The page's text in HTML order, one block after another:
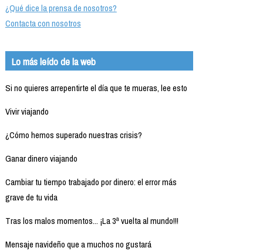
¿Qué dice la prensa de nosotros?
Contacta con nosotros
Lo más leído de la web
Si no quieres arrepentirte el día que te mueras, lee esto
Vivir viajando
¿Cómo hemos superado nuestras crisis?
Ganar dinero viajando
Cambiar tu tiempo trabajado por dinero: el error más
grave de tu vida
Tras los malos momentos... ¡La 3ª vuelta al mundo!!!
Mensaje navideño que a muchos no gustará